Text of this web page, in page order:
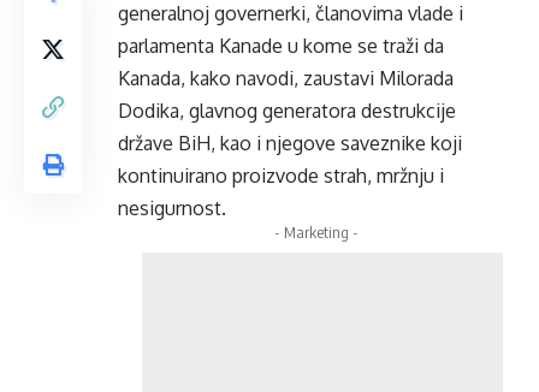
generalnoj governerki, članovima vlade i
parlamenta Kanade u kome se traži da
Kanada, kako navodi, zaustavi Milorada
Dodika, glavnog generatora destrukcije
države BiH, kao i njegove saveznike koji
kontinuirano proizvode strah, mržnju i
nesigurnost.
- Marketing -